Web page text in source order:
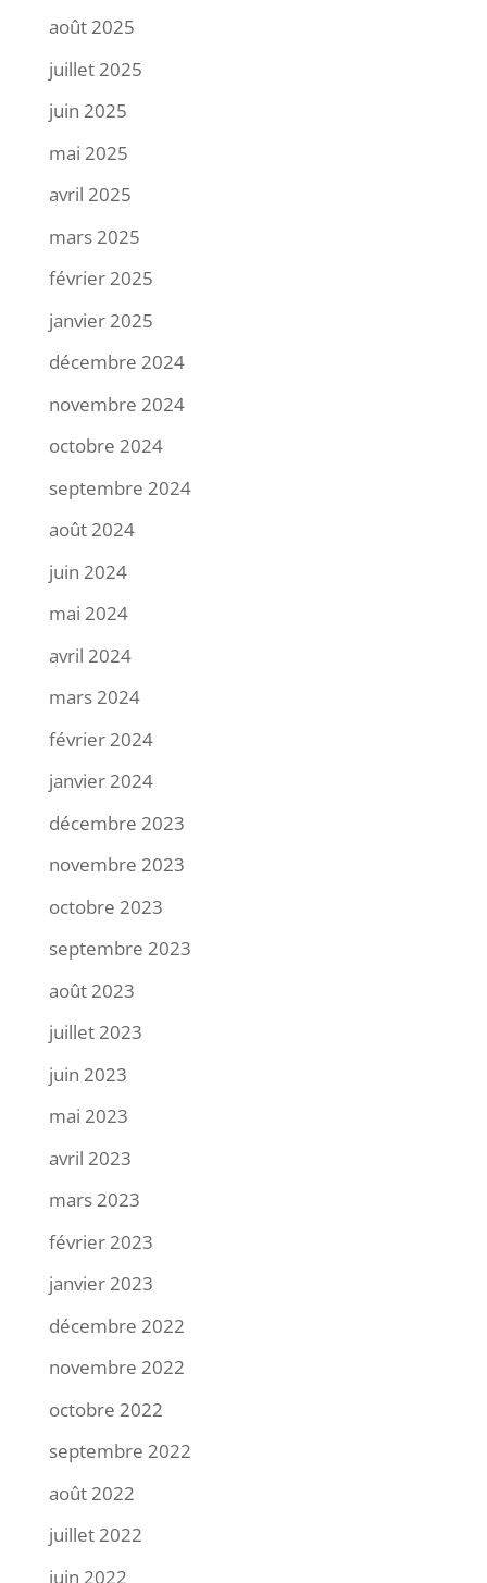
août 2025
juillet 2025
juin 2025
mai 2025
avril 2025
mars 2025
février 2025
janvier 2025
décembre 2024
novembre 2024
octobre 2024
septembre 2024
août 2024
juin 2024
mai 2024
avril 2024
mars 2024
février 2024
janvier 2024
décembre 2023
novembre 2023
octobre 2023
septembre 2023
août 2023
juillet 2023
juin 2023
mai 2023
avril 2023
mars 2023
février 2023
janvier 2023
décembre 2022
novembre 2022
octobre 2022
septembre 2022
août 2022
juillet 2022
juin 2022